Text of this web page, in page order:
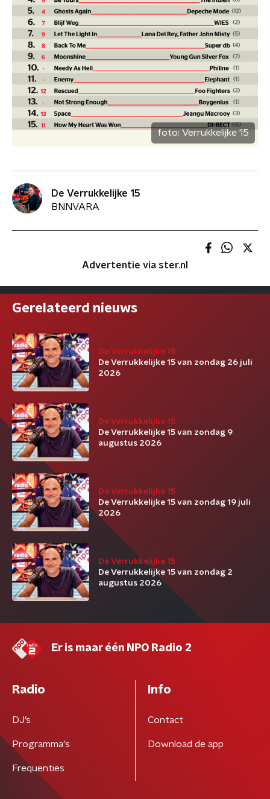
foto: Verrukkelijke 15
De Verrukkelijke 15
BNNVARA
Advertentie via ster.nl
Gerelateerd nieuws
De Verrukkelijke 15
De Verrukkelijke 15 van zondag 26 juli
2026
De Verrukkelijke 15
De Verrukkelijke 15 van zondag 9
augustus 2026
De Verrukkelijke 15
De Verrukkelijke 15 van zondag 19 juli
2026
De Verrukkelijke 15
De Verrukkelijke 15 van zondag 2
augustus 2026
Er is maar één NPO Radio 2
Radio
DJ’s
Programma's
Frequenties
Info
Contact
Download de app